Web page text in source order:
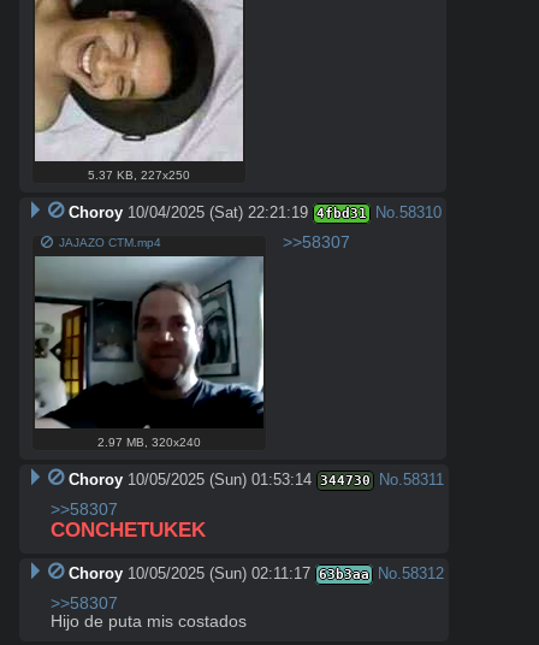
5.37 KB ,227x250
Choroy 10/04/2025 (Sat) 22:21:19 4fbd31 No. 58310
JAJAZO CTM.mp4
2.97 MB ,320x240
>>58307
Choroy 10/05/2025 (Sun) 01:53:14 344730 No.58311
>>58307
CONCHETUKEK
Choroy 10/05/2025 (Sun) 02:11:17 63b3aa No.58312
>>58307
Hijo de puta mis costados